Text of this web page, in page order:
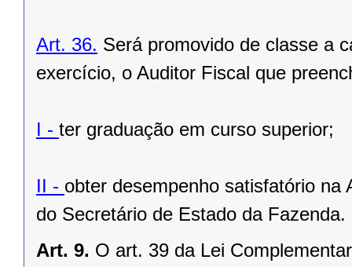
Art. 36. Será promovido de classe a
exercício, o Auditor Fiscal que
I - ter graduação em curso superior;
II - obter desempenho satisfatório na
do Secretário de Estado da Fazenda.
Art. 9. O art. 39 da Lei